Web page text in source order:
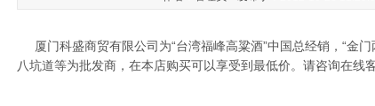
厦门科盛商贸有限公司为“台湾福峰高粱酒”中国总经销，“金
八坑道等为批发商，在本店购买可以享受到最低价。请咨询在线